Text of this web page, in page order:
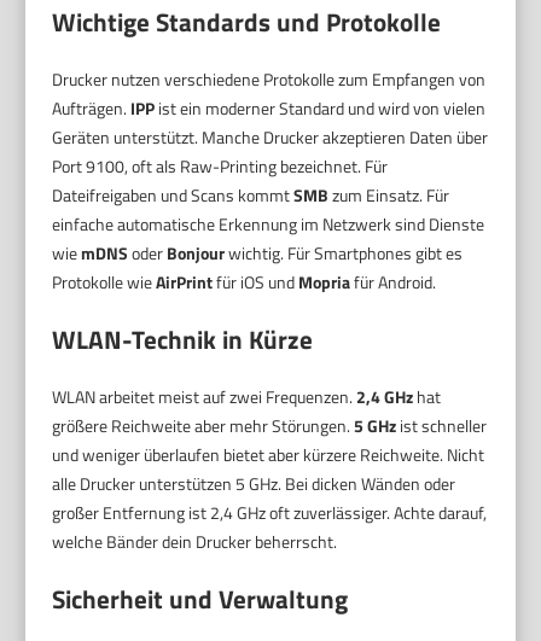
Wichtige Standards und Protokolle
Drucker nutzen verschiedene Protokolle zum Empfangen von
Aufträgen. IPPist ein moderner Standard und wird von vielen
Geräten unterstützt. Manche Drucker akzeptieren Daten über
Port 9100, oft als Raw-Printing bezeichnet. Für
Dateifreigaben und Scans kommtSMBzum Einsatz. Für
einfache automatische Erkennung im Netzwerk sind Dienste
wiemDNSoderBonjourwichtig. Für Smartphones gibt es
Protokolle wieAirPrintfür iOS undMopriafür Android.
WLAN-Technik in Kürze
WLAN arbeitet meist auf zwei Frequenzen. 2,4 GHzhat
größere Reichweite aber mehr Störungen.5 GHzist schneller
und weniger überlaufen bietet aber kürzere Reichweite. Nicht
alle Drucker unterstützen 5 GHz. Bei dicken Wänden oder
großer Entfernung ist 2,4 GHz oft zuverlässiger. Achte darauf,
welche Bänder dein Drucker beherrscht.
Sicherheit und Verwaltung